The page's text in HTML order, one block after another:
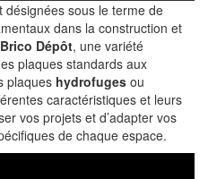
désignées sous le terme de
dans la construction et
Brico Dépôt, une variété
plaques standards aux
plaques hydrofuges ou
caractéristiques et leurs
vos projets et d’adapter vos
de chaque espace.